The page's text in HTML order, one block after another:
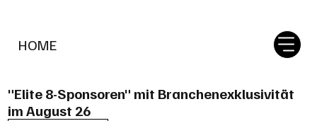
HOME
"Elite 8-Sponsoren" mit Branchenexklusivität
im August 26